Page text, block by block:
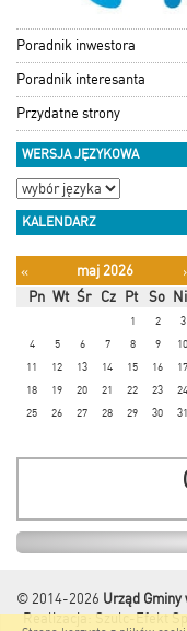
Poradnik inwestora
Poradnik interesanta
Przydatne strony
WERSJA JĘZYKOWA
KALENDARZ
« maj 2026
Pn Wt Śr Cz Pt So Ni
1 2
3
4
5 6 7 8 9
10
11
12 13 14 15 16
17
18
19 20 21 22 23
24
25
26 27 28 29 30 31
© 2014-2026 Urząd Gminy
Realizacja:Szulc-Efekt